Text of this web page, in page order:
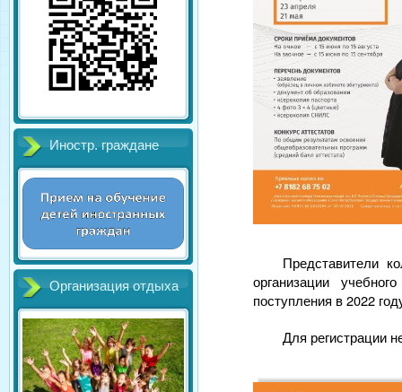
Иностр. граждане
Организация отдыха
Представители
организации
поступления в 2022
Для регистрации